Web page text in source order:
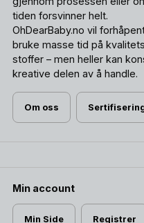
tiden forsvinner helt.
OhDearBaby.no vil
bruke masse tid på
stoffer – men heller kan
kreative delen av å handle.
Om oss
Min account
Min Side Registrer